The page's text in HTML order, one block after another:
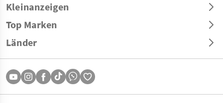
Kleinanzeigen
Top Marken
Länder